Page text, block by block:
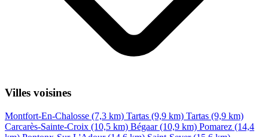
Villes voisines
Montfort-En-Chalosse (7,3 km) Tartas (9,9 km) Tartas (9,9 km)
Carcarès-Sainte-Croix (10,5 km) Bégaar (10,9 km) Pomarez (14,4